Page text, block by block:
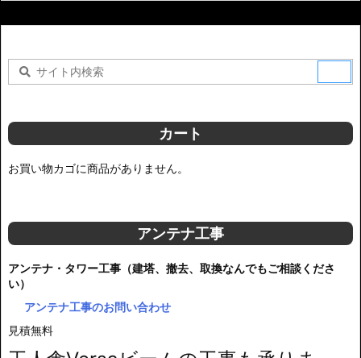
カート
お買い物カゴに商品がありません。
アンテナ工事
アンテナ・タワー工事（建塔、撤去、取換なんでもご相談くださ
い）
アンテナ工事のお問い合わせ
見積無料